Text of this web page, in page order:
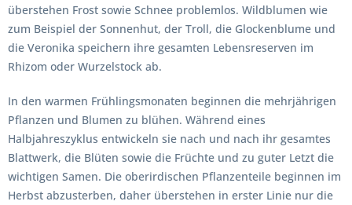
überstehen Frost sowie Schnee problemlos. Wildblumen wie
zum Beispiel der Sonnenhut, der Troll, die Glockenblume und
die Veronika speichern ihre gesamten Lebensreserven im
Rhizom oder Wurzelstock ab.
In den warmen Frühlingsmonaten beginnen die mehrjährigen
Pflanzen und Blumen zu blühen. Während eines
Halbjahreszyklus entwickeln sie nach und nach ihr gesamtes
Blattwerk, die Blüten sowie die Früchte und zu guter Letzt die
wichtigen Samen. Die oberirdischen Pflanzenteile beginnen im
Herbst abzusterben, daher überstehen in erster Linie nur die